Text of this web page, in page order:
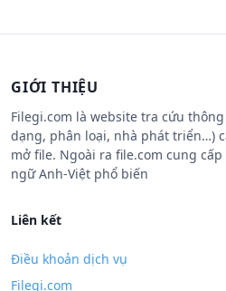
GIỚI THIỆU
Filegi.com là website tra cứu
dạng, phân loại, nhà phát triển…)
mở file. Ngoài ra file.com cung
ngữ Anh-Việt phổ biến
Liên kết
Điều khoản dịch vụ
Filegi.com